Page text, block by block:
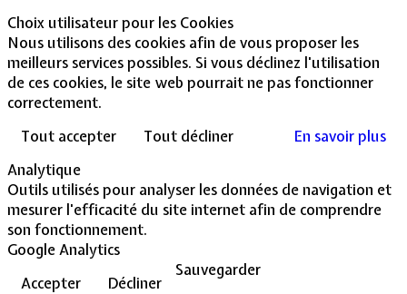
Choix utilisateur pour les Cookies
Nous utilisons des cookies afin de vous proposer les
meilleurs services possibles. Si vous déclinez l'utilisation
de ces cookies, le site web pourrait ne pas fonctionner
correctement.
Tout accepter
Tout décliner
En savoir plus
Analytique
Outils utilisés pour analyser les données de navigation et
mesurer l'efficacité du site internet afin de comprendre
son fonctionnement.
Google Analytics
Accepter
Décliner
Sauvegarder